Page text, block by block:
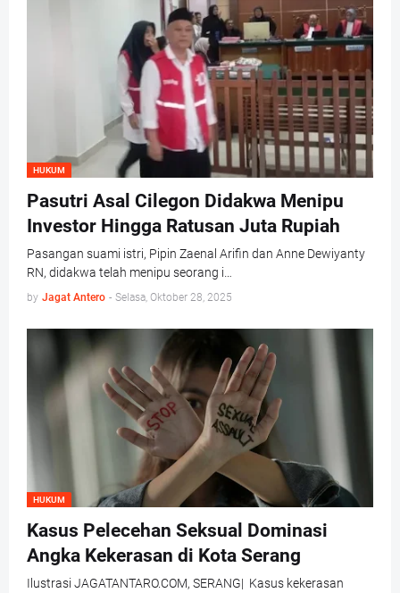
HUKUM
Pasutri Asal Cilegon Didakwa Menipu
Investor Hingga Ratusan Juta Rupiah
Pasangan suami istri, Pipin Zaenal Arifin dan Anne Dewiyanty
RN, didakwa telah menipu seorang i…
by Jagat Antero - Selasa, Oktober 28, 2025
HUKUM
Kasus Pelecehan Seksual Dominasi
Angka Kekerasan di Kota Serang
Ilustrasi JAGATANTARO.COM, SERANG| Kasus kekerasan